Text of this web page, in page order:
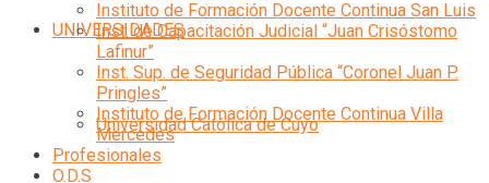
UNIVERSIDADES
Universidad Católica de Cuyo
Instituto de Formación Docente Continua San Luis
Inst. de Capacitación Judicial “Juan Crisóstomo
Lafinur”
Inst. Sup. de Seguridad Pública “Coronel Juan P.
Pringles”
Instituto de Formación Docente Continua Villa
Mercedes
Profesionales
O.D.S